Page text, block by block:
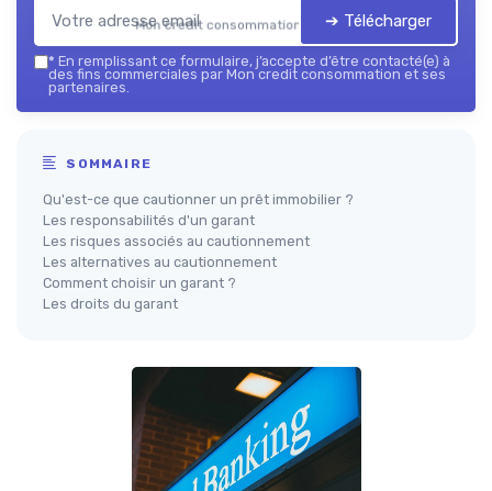
Mon credit consommation — 2026➔ Télécharger
* En remplissant ce formulaire, j’accepte d’être contacté(e) à
des fins commerciales par Mon credit consommation et ses
partenaires.
SOMMAIRE
Qu'est-ce que cautionner un prêt immobilier ?
Les responsabilités d'un garant
Les risques associés au cautionnement
Les alternatives au cautionnement
Comment choisir un garant ?
Les droits du garant